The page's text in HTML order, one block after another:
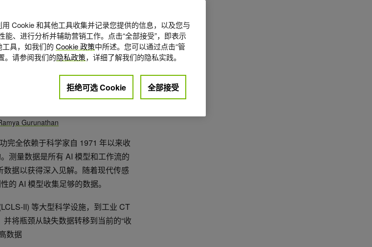
Gurunathan
完全依赖于科学家自 1971 年以来收
测量数据是所有 AI 模型和工作流的
据以获得深入见解。随着现代传感
的 AI 模型收集足够的数据。
II) 等大型科学设施，到工业 CT
将瓶颈从缺失数据转移到当前的“收
数据
Cookie 和其他工具收集并记录您提供的信息，以及您与
能、进行分析并辅助营销工作。点击“全部接受”，即表示
具，如我们的 Cookie 政策中所述。您可以通过点击“管
。请参阅我们的隐私政策，详细了解我们的隐私实践。
拒绝可选 Cookie 全部接受